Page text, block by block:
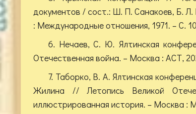
документов / сост.: Ш. П. Санакоев, Б.
: Международные отношения, 1971. – С.
6. Нечаев, С. Ю. Ялтинская
Отечественная война. – Москва : АСТ,
7. Таборко, В. А. Ялтинская
Жилина // Летопись Великой
иллюстрированная история. – Москва :